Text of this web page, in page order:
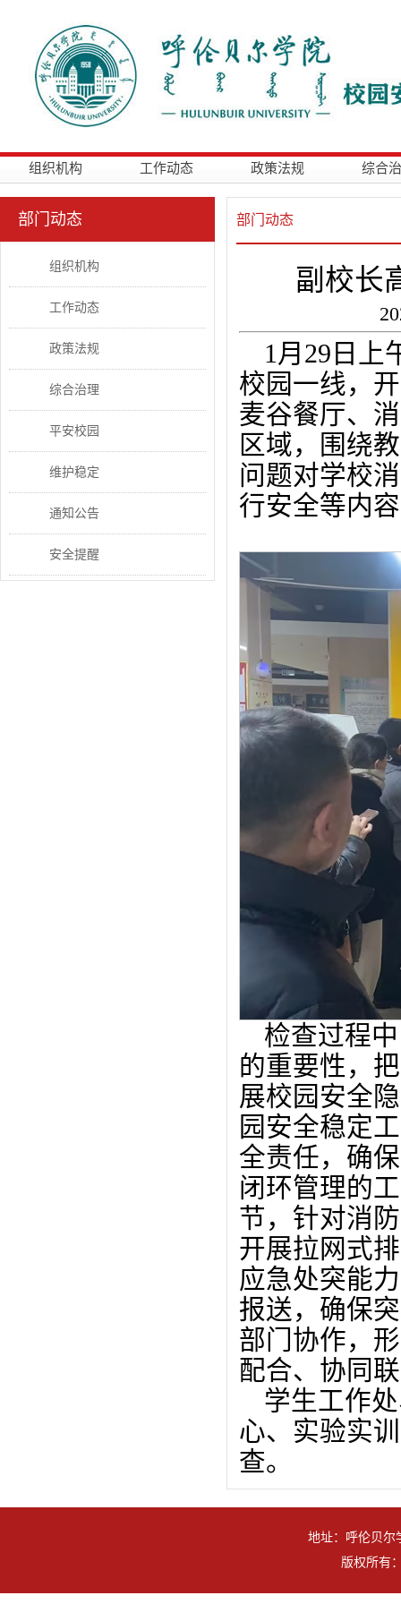
组织机构 工作动态 政策法规 综合
部门动态
组织机构
工作动态
政策法规
综合治理
平安校园
维护稳定
通知公告
安全提醒
部门动态
副校长
1月29日上
校园一线，
麦谷餐厅、
区域，围绕
问题对学校
行安全等内
检查过程
的重要性，
展校园安全
园安全稳定
全责任，确
闭环管理的
节，针对消
开展拉网式
应急处突能
报送，确保
部门协作，
配合、协同
学生工作
心、实验实
查。
地址：呼伦贝尔
版权所有